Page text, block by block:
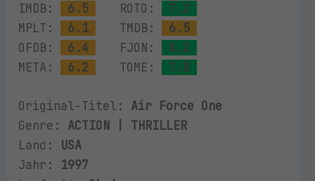
IMDB:
6.5 ROTO:
7.2
MPLT:
6.1 TMDB:
6.5
OFDB:
6.4 FJON:
8.2
META:
6.2 TOME: 7.8
Original-Titel: Air Force One
Genre: ACTION | THRILLER
Land: USA
Jahr: 1997